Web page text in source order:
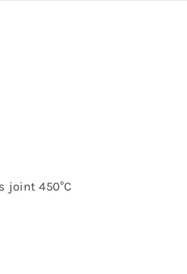
joint 450°C